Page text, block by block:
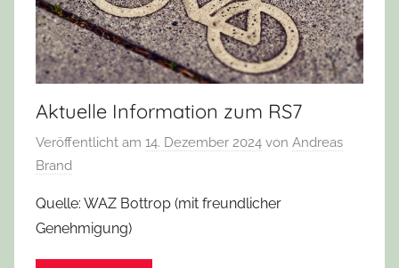
Aktuelle Information zum RS7
Veröffentlicht am 14. Dezember 2024 von Andreas
Brand
Quelle: WAZ Bottrop (mit freundlicher
Genehmigung)